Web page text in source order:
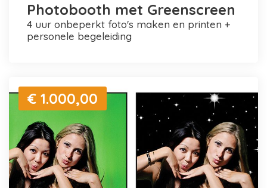
Photobooth met Greenscreen
4 uur onbeperkt foto's maken en printen +
personele begeleiding
€ 1.000,00